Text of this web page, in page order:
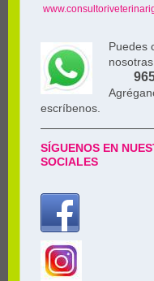
Puedes
escríbenos.
SÍGUENOS EN
SOCIALES